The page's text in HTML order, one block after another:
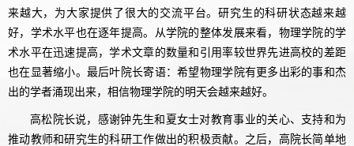
来越大，为大家提供了很大的交流平台。研究生的科研状态越来越
好，学术水平也在逐年提高。从学院的整体发展来看，物理学院的学
术水平在迅速提高，学术文章的数量和引用率较世界先进高校的差距
也在显著缩小。最后叶院长寄语：希望物理学院有更多出彩的事和杰
出的学者涌现出来，相信物理学院的明天会越来越好。
高松院长说，感谢钟先生和夏女士对教育事业的关心、支持和为
推动教师和研究生的科研工作做出的积极贡献。之后，高院长简单地